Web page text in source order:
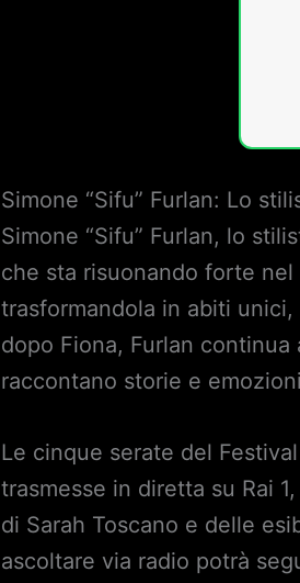
Simone “Sifu” Furlan: Lo
Simone “Sifu” Furlan, lo
che sta risuonando forte nel
trasformandola in abiti
dopo Fiona, Furlan
raccontano storie e
Le cinque serate del
trasmesse in diretta su Rai
di Sarah Toscano e delle
ascoltare via radio potrà